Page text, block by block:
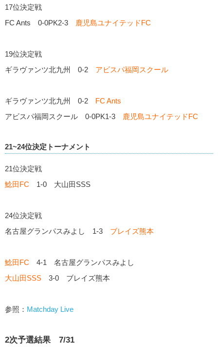
17位決定戦
FC Ants 0-0PK2-3
鹿児島ユナイテッドFC
19位決定戦
ギラヴァンツ北九州 0-2 アビスパ福岡スクール
ギラヴァンツ北九州 0-2 FC Ants
アビスパ福岡スクール 0-0PK1-3
鹿児島ユナイテッドFC
21~24位決定トーナメント
21位決定戦
鯰田FC 1-0 大山田SSS
24位決定戦
名古屋グランパスみよし 1-3 ブレイズ熊本
鯰田FC 4-1 名古屋グランパスみよし
大山田SSS 3-0 ブレイズ熊本
参照： Matchday Live
2次予選結果 7/31